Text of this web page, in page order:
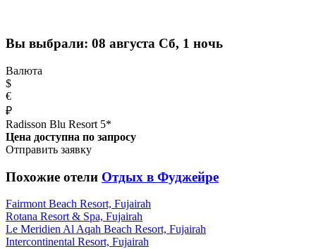
Вы выбрали: 08 августа Сб, 1 ночь
Валюта
$
€
₽
Radisson Blu Resort 5*
Цена доступна по запросу
Отправить заявку
Похожие отели Отдых в Фуджейре
Fairmont Beach Resort, Fujairah
Rotana Resort & Spa, Fujairah
Le Meridien Al Aqah Beach Resort, Fujairah
Intercontinental Resort, Fujairah